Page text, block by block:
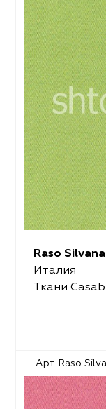
Raso
Италия
Ткани
Арт. Raso